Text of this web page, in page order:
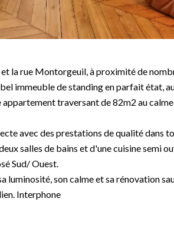
la rue Montorgeuil, à proximité de
immeuble de standing en parfait état,
traversant de 82m2 au
avec des prestations de qualité dans
salles de bains et d'une cuisine semi
Sud/ Ouest.
luminosité, son calme et sa rénovation
Interphone